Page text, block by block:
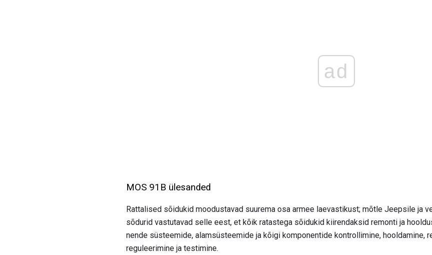
ad
MOS 91B ülesanded
Rattalised sõidukid moodustavad suurema osa armee laevastikust; mõtle Jeepsile ja
sõdurid vastutavad selle eest, et kõik ratastega sõidukid kiirendaksid remonti ja
nende süsteemide, alamsüsteemide ja kõigi komponentide kontrollimine, hooldamine,
reguleerimine ja testimine.